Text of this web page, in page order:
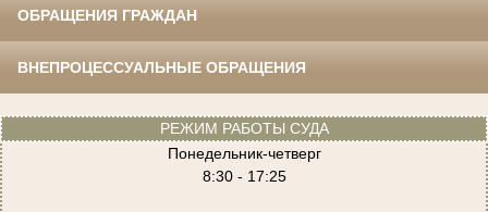
ОБРАЩЕНИЯ ГРАЖДАН
ВНЕПРОЦЕССУАЛЬНЫЕ ОБРАЩЕНИЯ
РЕЖИМ РАБОТЫ СУДА
Понедельник-четверг
8:30 - 17:25